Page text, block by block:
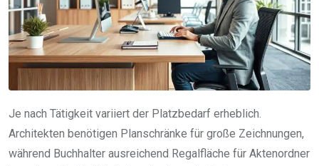
Je nach Tätigkeit variiert der Platzbedarf erheblich.
Architekten benötigen Planschränke für große Zeichnungen,
während Buchhalter ausreichend Regalfläche für Aktenordner